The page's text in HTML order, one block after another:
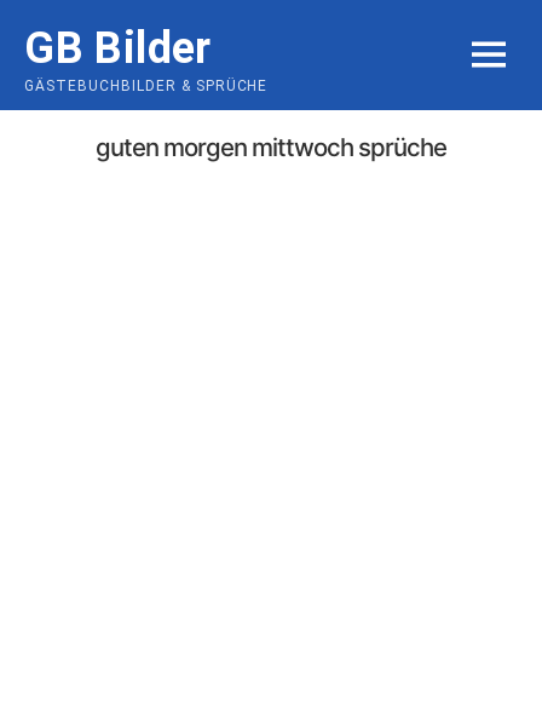
content
GB Bilder
GÄSTEBUCHBILDER & SPRÜCHE
MENU
guten morgen mittwoch sprüche